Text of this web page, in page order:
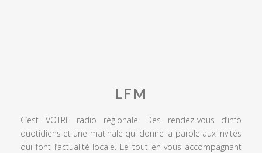
LFM
C’est VOTRE radio régionale. Des rendez-vous d’info
quotidiens et une matinale qui donne la parole aux invités
qui font l’actualité locale. Le tout en vous accompagnant